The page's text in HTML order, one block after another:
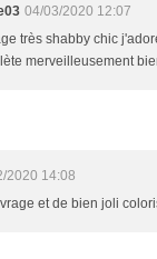
04/03/2020 12:07
très shabby chic
merveilleusement
2020 14:08
et de bien joli